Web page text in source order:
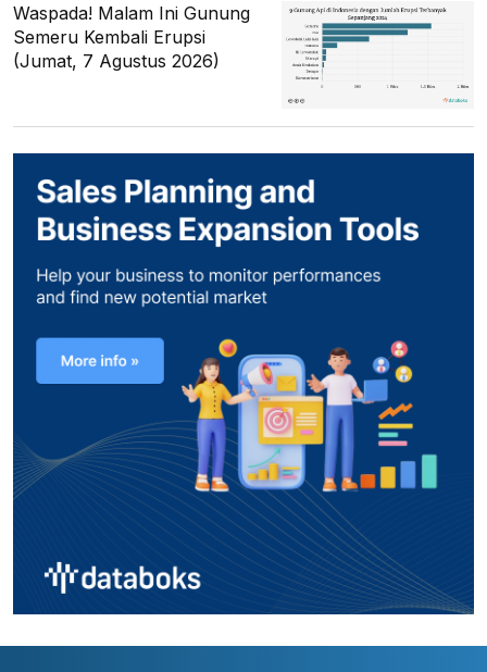
Waspada! Malam Ini Gunung
Semeru Kembali Erupsi
(Jumat, 7 Agustus 2026)